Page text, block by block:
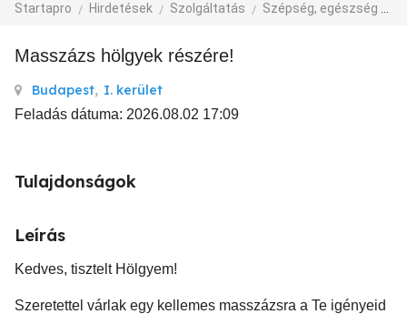
Startapro Hirdetések Szolgáltatás Szépség, egészség
Masszázs hölgyek részére!
Budapest, I. kerület
Feladás dátuma: 2026.08.02 17:09
Tulajdonságok
Leírás
Kedves, tisztelt Hölgyem!
Szeretettel várlak egy kellemes masszázsra a Te igényeid